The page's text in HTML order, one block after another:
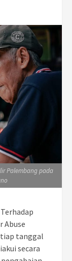
Palembang pada
Abuse
tanggal
secara